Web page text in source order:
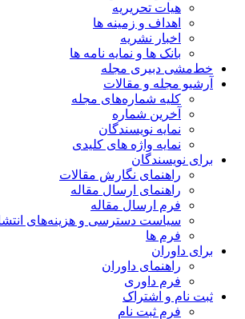
هیات تحریریه
اهداف و زمینه ها
اخبار نشریه
بانک ها و نمایه نامه ها
خط‌مشی دبیری مجله
آرشیو مجله و مقالات
کلیه شماره‌های مجله
آخرین شماره
نمایه نویسندگان
نمایه واژه های کلیدی
برای نویسندگان
راهنمای نگارش مقالات
راهنمای ارسال مقاله
فرم ارسال مقاله
سیاست دسترسی و هزینه‌های انتشار
فرم ها
برای داوران
راهنمای داوران
فرم داوری
ثبت نام و اشتراک
فرم ثبت نام